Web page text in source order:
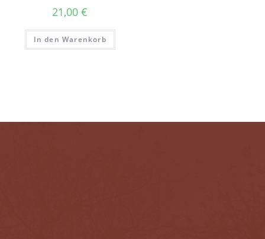
21,00€
In den Warenkorb